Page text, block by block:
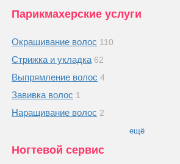
Парикмахерские услуги
Окрашивание волос 110
Стрижка и укладка 62
Выпрямление волос 4
Завивка волос 1
Наращивание волос 2
ещё
Ногтевой сервис